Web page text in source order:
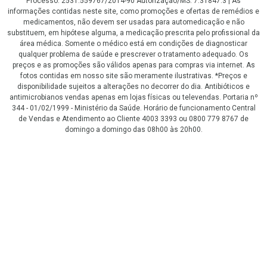
informações contidas neste site, como promoções e ofertas de remédios e
medicamentos, não devem ser usadas para automedicação e não
substituem, em hipótese alguma, a medicação prescrita pelo profissional da
área médica. Somente o médico está em condições de diagnosticar
qualquer problema de saúde e prescrever o tratamento adequado. Os
preços e as promoções são válidos apenas para compras via internet. As
fotos contidas em nosso site são meramente ilustrativas. *Preços e
disponibilidade sujeitos a alterações no decorrer do dia. Antibióticos e
antimicrobianos vendas apenas em lojas físicas ou televendas. Portaria nº
344 - 01/02/1999 - Ministério da Saúde. Horário de funcionamento Central
de Vendas e Atendimento ao Cliente 4003 3393 ou 0800 779 8767 de
domingo a domingo das 08h00 às 20h00.